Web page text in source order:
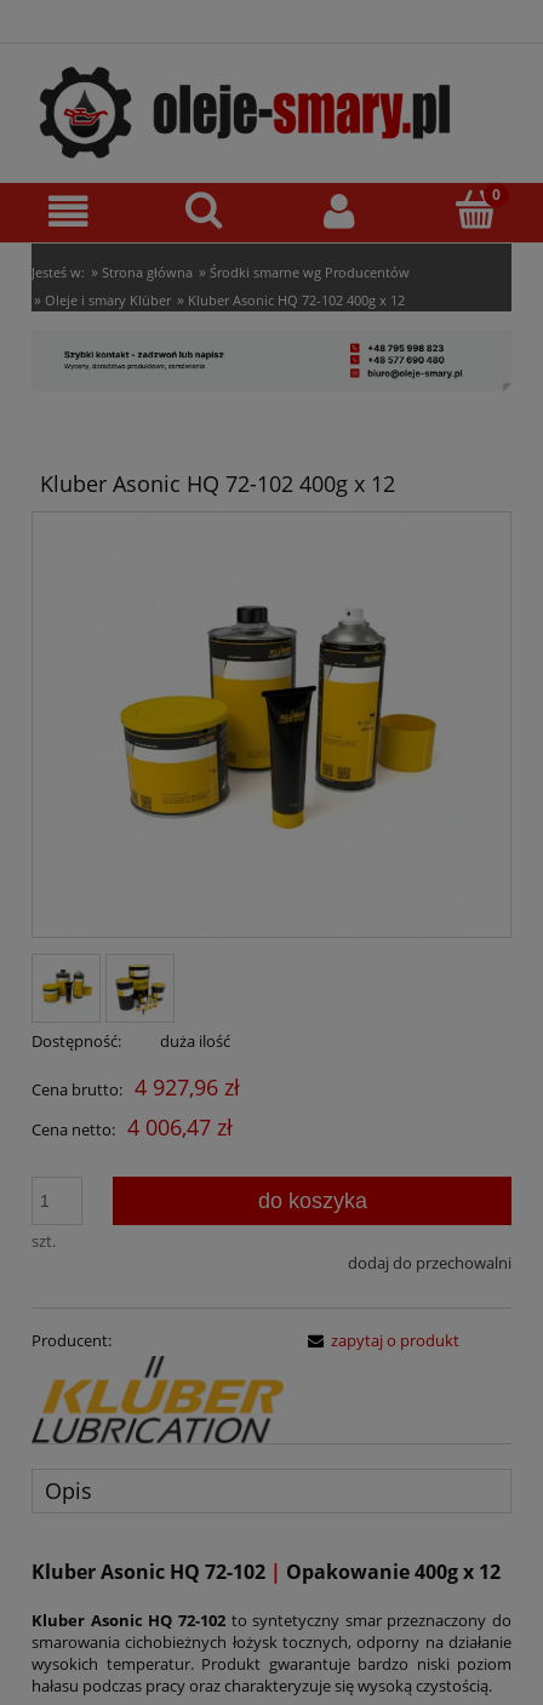
Jesteś w: » Strona główna » Środki smarne wg Producentów
» Oleje i smary Klüber » Kluber Asonic HQ 72-102 400g x 12
Kluber Asonic HQ 72-102 400g x 12
Dostępność: duża ilość
Cena brutto: 4 927,96 zł
Cena netto: 4 006,47 zł
szt.
do koszyka
dodaj do przechowalni
Producent: zapytaj o produkt
Opis
Kluber Asonic HQ 72-102 | Opakowanie 400g x 12
Kluber Asonic HQ 72-102to syntetyczny smar przeznaczony do
smarowania cichobieżnych łożysk tocznych, odporny na działanie
wysokich temperatur. Produkt gwarantuje bardzo niski poziom
hałasu podczas pracy oraz charakteryzuje się wysoką czystością.